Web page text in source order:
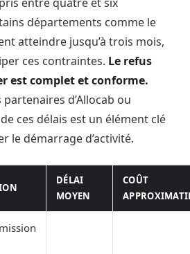
départements comme le
atteindre jusqu’à trois mois,
ces contraintes. Le refus
est complet et conforme.
d’Allocab ou
ces délais est un élément clé
le démarrage d’activité.
DÉLAI
MOYEN
COÛT